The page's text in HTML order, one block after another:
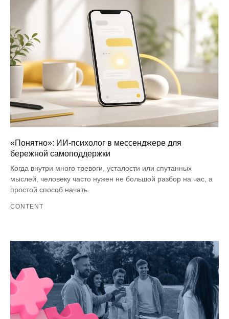
«Понятно»: ИИ-психолог в мессенджере для
бережной самоподдержки
Когда внутри много тревоги, усталости или спутанных
мыслей, человеку часто нужен не большой разбор на час, а
простой способ начать.
CONTENT